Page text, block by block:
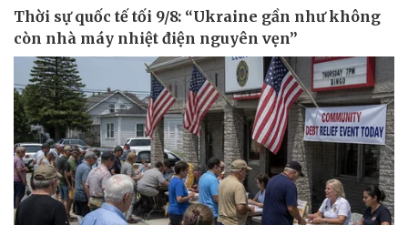
Thể thao
Bóng đá
Lịch thi đấu bóng đá
Thế giới thể thao
eSports
Hậu trường
Ô tô - Xe máy
Ô tô
Xe máy
Tư vấn